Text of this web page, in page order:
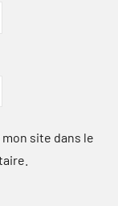
site dans le